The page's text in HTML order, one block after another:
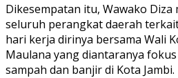
Dikesempatan itu, Wawako Diza
seluruh perangkat daerah
hari kerja dirinya bersama Wali
Maulana yang diantaranya
sampah dan banjir di Kota Jambi.